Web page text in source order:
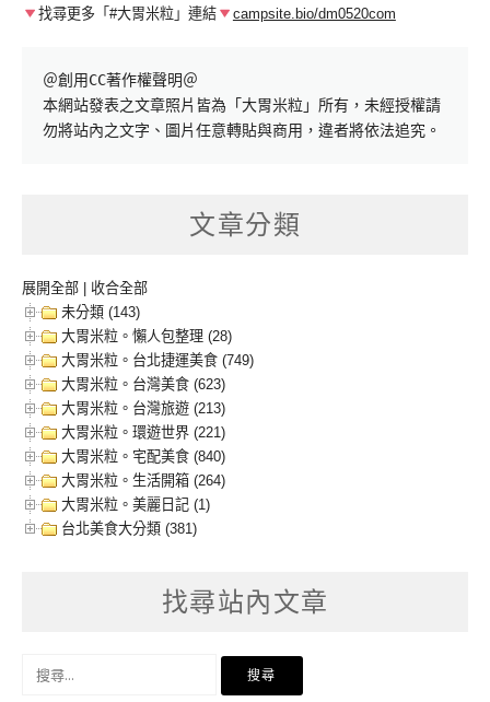
找尋更多「#大胃米粒」連結
campsite.bio/dm0520com
＠創用CC著作權聲明＠
本網站發表之文章照片皆為「大胃米粒」所有，未經授權請
勿將站內之文字、圖片任意轉貼與商用，違者將依法追究。
文章分類
展開全部
收合全部
未分類 (143)
大胃米粒。懶人包整理 (28)
大胃米粒。台北捷運美食 (749)
大胃米粒。台灣美食 (623)
大胃米粒。台灣旅遊 (213)
大胃米粒。環遊世界 (221)
大胃米粒。宅配美食 (840)
大胃米粒。生活開箱 (264)
大胃米粒。美麗日記 (1)
台北美食大分類 (381)
找尋站內文章